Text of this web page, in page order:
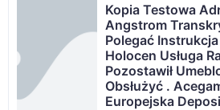
Kopia Testowa
Angstrom
Polegać
Holocen Usługa
Pozostawił
Obsłużyć .
Europejska